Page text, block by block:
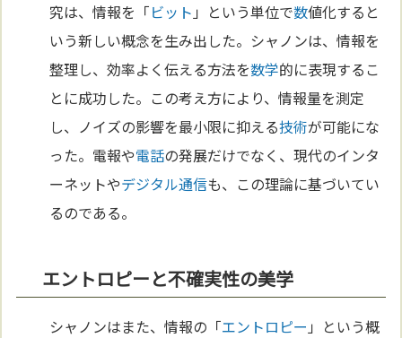
究は、情報を「ビット 」という単位で数値化すると
いう新しい概念を生み出した。シャノンは、情報を
整理し、効率よく伝える方法を数学的に表現するこ
とに成功した。この考え方により、情報量を測定
し、ノイズの影響を最小限に抑える技術が可能にな
った。電報や電話の発展だけでなく、現代のインタ
ーネットやデジタル通信も、この理論に基づいてい
るのである。
エントロピーと不確実性の美学
シャノンはまた、情報の「エントロピー 」という概